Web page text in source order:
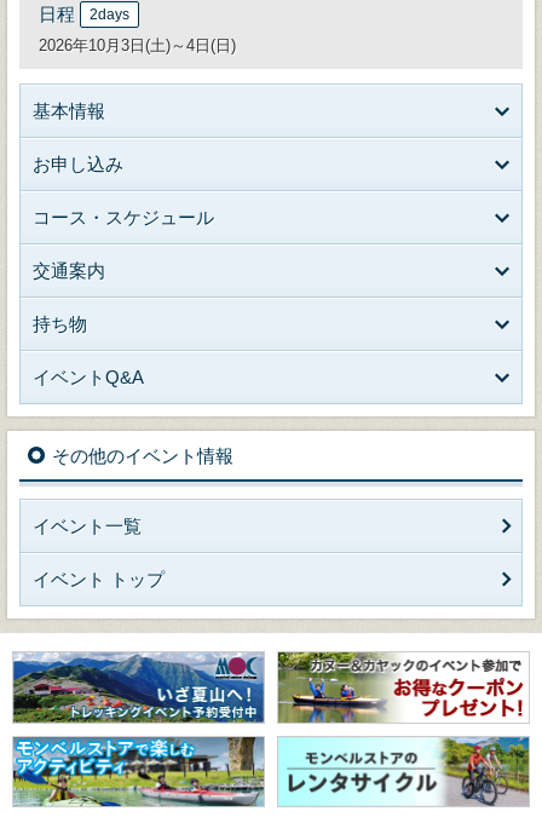
日程 2days
2026年10月3日(土)～4日(日)
基本情報
お申し込み
コース・スケジュール
交通案内
持ち物
イベントQ&A
その他のイベント情報
イベント一覧
イベント トップ